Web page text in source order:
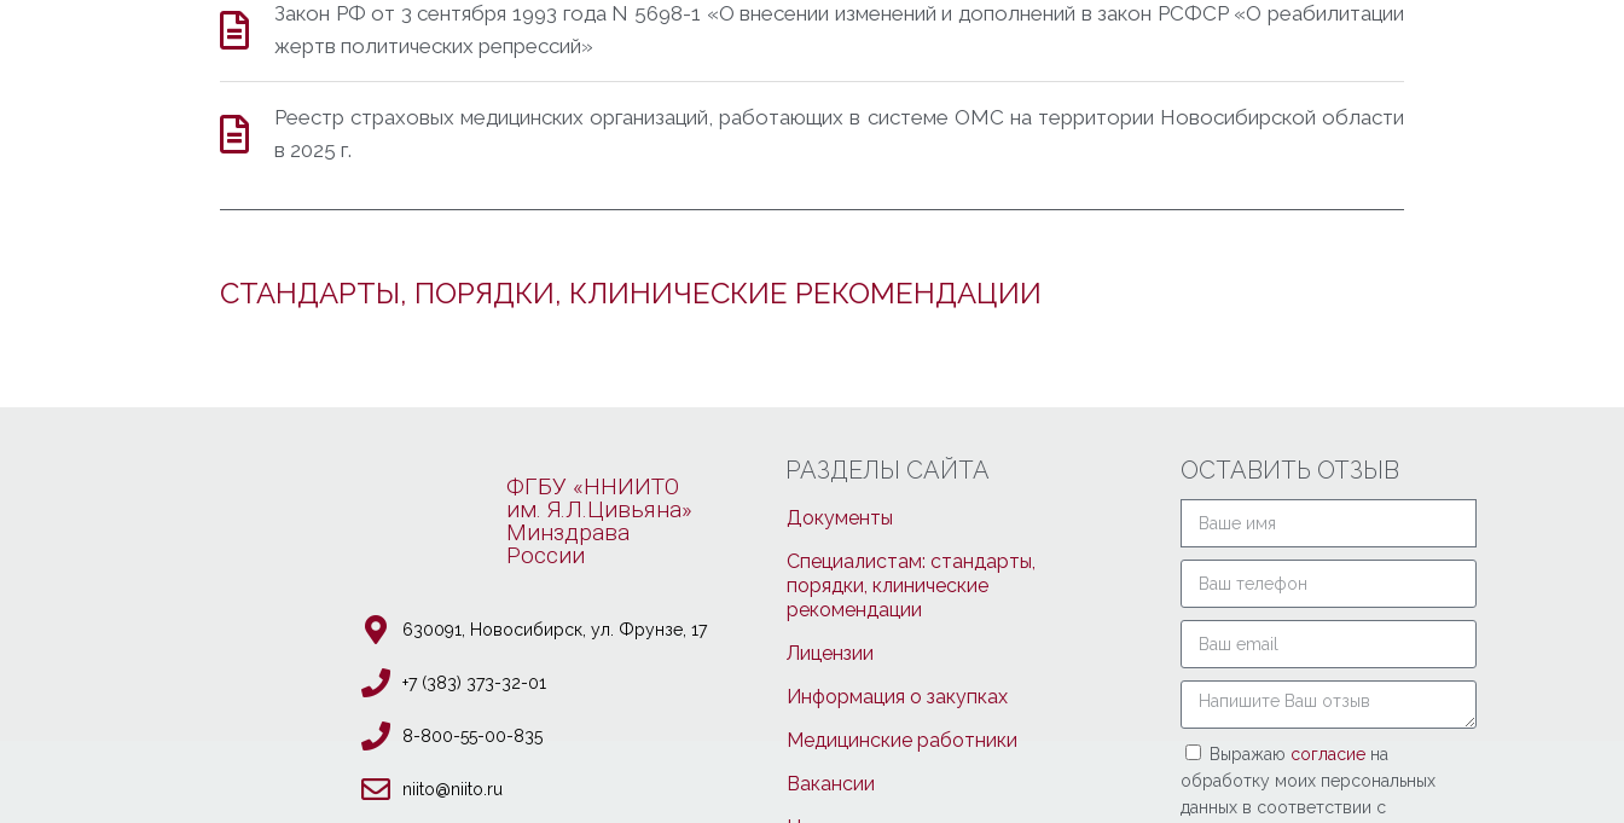
Закон РФ от 3 сентября 1993 года N 5698-1 «О внесении изменений и дополнений в закон РСФСР «О реабилитации
жертв политических репрессий»
Реестр страховых медицинских организаций, работающих в системе ОМС на территории Новосибирской области
в 2025 г.
СТАНДАРТЫ, ПОРЯДКИ, КЛИНИЧЕСКИЕ РЕКОМЕНДАЦИИ
ФГБУ «ННИИТО
им. Я.Л.Цивьяна»
Минздрава
России
630091, Новосибирcк, ул. Фрунзе, 17
+7 (383) 373-32-01
8-800-55-00-835
niito@niito.ru
РАЗДЕЛЫ САЙТА
Документы
Специалистам: стандарты,
порядки, клинические
рекомендации
Лицензии
Информация о закупках
Медицинские работники
Вакансии
ОСТАВИТЬ ОТЗЫВ
Выражаю согласие на
обработку моих персональных
данных в соответствии с